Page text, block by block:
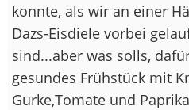
konnte, als wir an einer
Dazs-Eisdiele vorbei
sind...aber was solls,
gesundes Frühstück mit
Gurke,Tomate und